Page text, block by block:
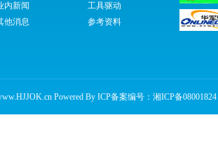
内新闻
他消息
工具驱动
参考资料
Powered By ICP备案编号： 湘ICP备08001824